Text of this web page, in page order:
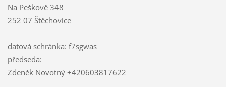
Na Peškově 348
252 07 Štěchovice
datová schránka: f7sgwas
předseda:
Zdeněk Novotný +420603817622